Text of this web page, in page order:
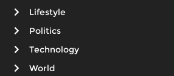
Lifestyle
Politics
Technology
World